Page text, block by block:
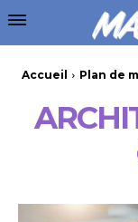
Accueil Plan de